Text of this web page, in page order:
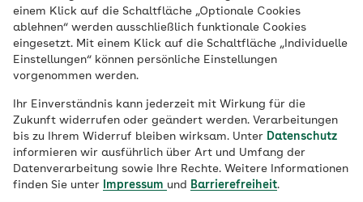
einem Klick auf die Schaltfläche „Optionale Cookies
ablehnen“ werden ausschließlich funktionale Cookies
eingesetzt. Mit einem Klick auf die Schaltfläche „Individuelle
Einstellungen“ können persönliche Einstellungen
vorgenommen werden.
Ihr Einverständnis kann jederzeit mit Wirkung für die
Zukunft widerrufen oder geändert werden. Verarbeitungen
bis zu Ihrem Widerruf bleiben wirksam. Unter Datenschutz
informieren wir ausführlich über Art und Umfang der
Datenverarbeitung sowie Ihre Rechte. Weitere Informationen
finden Sie unter
Impressum und Barrierefreiheit.
teilnehmen. Wenn Du später zu einer anderen
Challenge wechseln möchtest, kannst Du Dich
einfach über dieses Formular dafür anmelden. Von
Deiner aktuellen Challenge kannst Du Dich jederzeit
abmelden.*
Trink weniger Zucker
Iss mehr Vitamine
Vermeide ständiges Snacken